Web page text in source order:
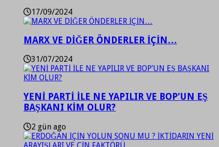
17/09/2024
MARX VE DİĞER ÖNDERLER İÇİN…
31/07/2024
YENİ PARTİ İLE NE YAPILIR VE BOP’UN EŞ
BAŞKANI KİM OLUR?
2 gün ago